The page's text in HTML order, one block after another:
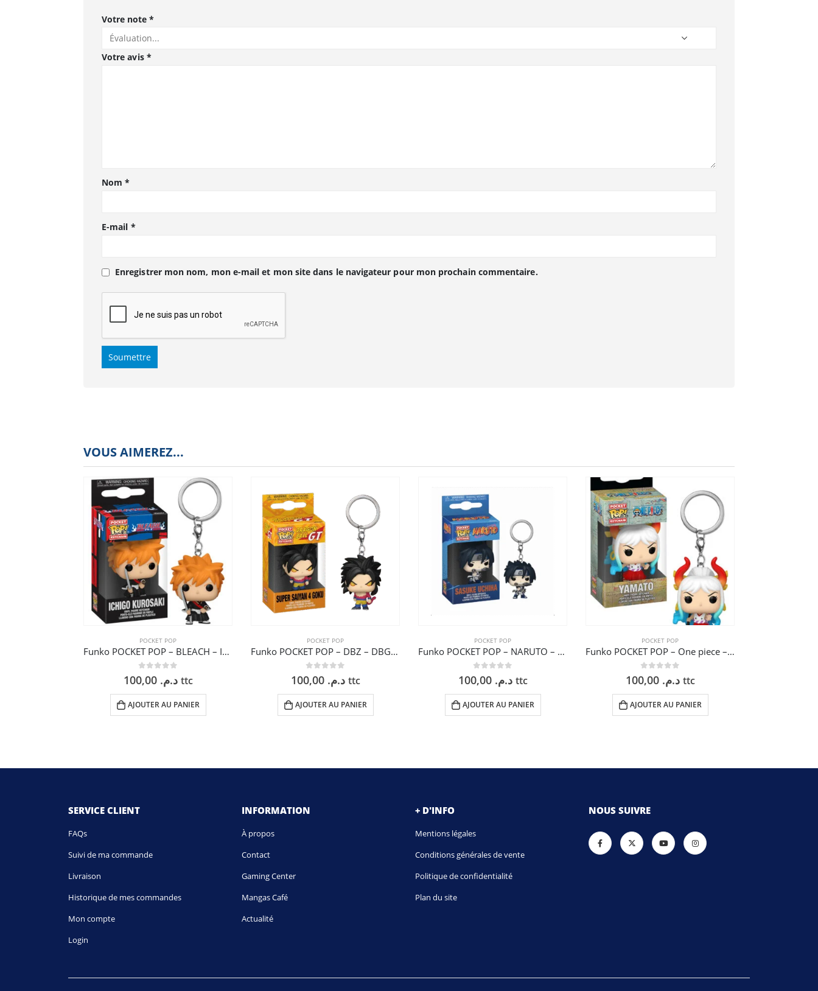
Votre note *
Votre avis *
Nom*
E-mail *
Enregistrer mon nom, mon e-mail et mon site dans le navigateur pour mon prochain commentaire.
VOUS AIMEREZ...
POCKET POP
Funko POCKET POP – BLEACH – ICHIGO FB SHIKAI
0 sur 5د.م. 100,00 ttc
AJOUTER AU PANIER
POCKET POP
Funko POCKET POP – DBZ – DBGT SS4 GOKU
0 sur 5د.م. 100,00 ttc
AJOUTER AU PANIER
POCKET POP
Funko POCKET POP – NARUTO – CLASSIC SASUKE
0 sur 5د.م. 100,00 ttc
AJOUTER AU PANIER
POCKET POP
Funko POCKET POP – One piece – YAMATO
0 sur 5د.م. 100,00 ttc
AJOUTER AU PANIER
SERVICE CLIENT
FAQs
Suivi de ma commande
Livraison
Historique de mes commandes
Mon compte
Login
INFORMATION
À propos
Contact
Gaming Center
Mangas Café
Actualité
+ D'INFO
Mentions légales
Conditions générales de vente
Politique de confidentialité
Plan du site
NOUS SUIVRE